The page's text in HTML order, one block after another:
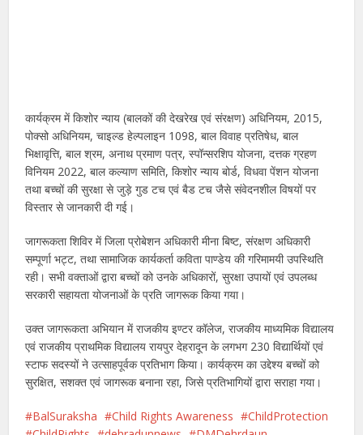
कार्यक्रम में किशोर न्याय (बालकों की देखरेख एवं संरक्षण) अधिनियम, 2015,
पोक्सो अधिनियम, चाइल्ड हेल्पलाइन 1098, बाल विवाह प्रतिषेध, बाल
भिक्षावृत्ति, बाल श्रम, अनाथ प्रमाण पत्र, स्पॉन्सरशिप योजना, दत्तक ग्रहण
विनियम 2022, बाल कल्याण समिति, किशोर न्याय बोर्ड, विधवा पेंशन योजना
तथा बच्चों की सुरक्षा से जुड़े गुड टच एवं बैड टच जैसे संवेदनशील विषयों पर
विस्तार से जानकारी दी गई।
जागरूकता शिविर में जिला प्रोबेशन अधिकारी मीना बिष्ट, संरक्षण अधिकारी
सम्पूर्णा भट्ट, तथा सामाजिक कार्यकर्ता कविता पाण्डेय की गरिमामयी उपस्थिति
रही। सभी वक्ताओं द्वारा बच्चों को उनके अधिकारों, सुरक्षा उपायों एवं उपलब्ध
सरकारी सहायता योजनाओं के प्रति जागरूक किया गया।
उक्त जागरूकता अभियान में राजकीय इण्टर कॉलेज, राजकीय माध्यमिक विद्यालय
एवं राजकीय प्राथमिक विद्यालय रायपुर देहरादून के लगभग 230 विद्यार्थियों एवं
स्टाफ सदस्यों ने उत्साहपूर्वक प्रतिभाग किया। कार्यक्रम का उद्देश्य बच्चों को
सुरक्षित, सशक्त एवं जागरूक बनाना रहा, जिसे प्रतिभागियों द्वारा सराहा गया।
BalSuraksha Child Rights Awareness
ChildProtection